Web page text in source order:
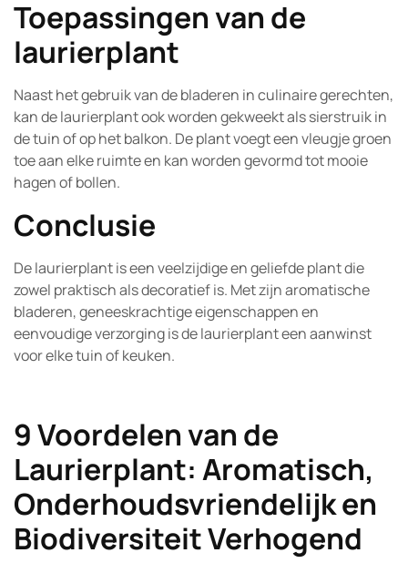
Toepassingen van de
laurierplant
Naast het gebruik van de bladeren in culinaire gerechten,
kan de laurierplant ook worden gekweekt als sierstruik in
de tuin of op het balkon. De plant voegt een vleugje groen
toe aan elke ruimte en kan worden gevormd tot mooie
hagen of bollen.
Conclusie
De laurierplant is een veelzijdige en geliefde plant die
zowel praktisch als decoratief is. Met zijn aromatische
bladeren, geneeskrachtige eigenschappen en
eenvoudige verzorging is de laurierplant een aanwinst
voor elke tuin of keuken.
9 Voordelen van de
Laurierplant: Aromatisch,
Onderhoudsvriendelijk en
Biodiversiteit Verhogend